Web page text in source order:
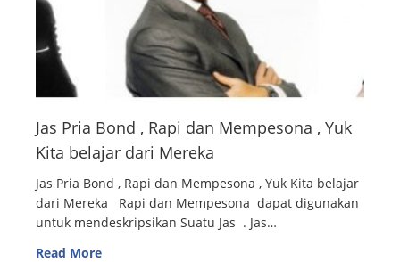
Jas Pria Bond , Rapi dan Mempesona , Yuk
Kita belajar dari Mereka
Jas Pria Bond , Rapi dan Mempesona , Yuk Kita belajar
dari Mereka Rapi dan Mempesona dapat digunakan
untuk mendeskripsikan Suatu Jas . Jas…
Read More